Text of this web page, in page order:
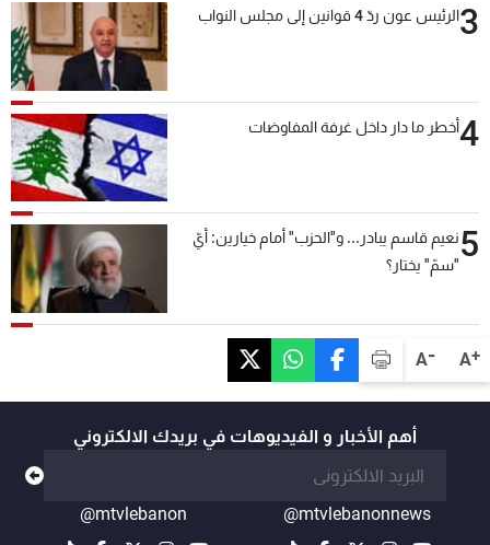
A+
A-
3الرئيس عون ردّ 4 قوانين إلى مجلس النواب
4أخطر ما دار داخل غرفة المفاوضات
5نعيم قاسم يبادر... و"الحزب" أمام خيارين: أيّ
"سمّ" يختار؟
أهم الأخبار و الفيديوهات في بريدك الالكتروني
@mtvlebanonnews
@mtvlebanon